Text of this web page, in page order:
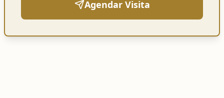
Agendar Visita